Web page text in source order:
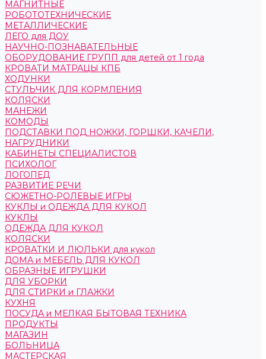
МАГНИТНЫЕ
РОБОТОТЕХНИЧЕСКИЕ
МЕТАЛЛИЧЕСКИЕ
ЛЕГО для ДОУ
НАУЧНО-ПОЗНАВАТЕЛЬНЫЕ
ОБОРУДОВАНИЕ ГРУПП для детей от 1 года
КРОВАТИ МАТРАЦЫ КПБ
ХОДУНКИ
СТУЛЬЧИК ДЛЯ КОРМЛЕНИЯ
КОЛЯСКИ
МАНЕЖИ
КОМОДЫ
ПОДСТАВКИ ПОД НОЖКИ, ГОРШКИ, КАЧЕЛИ,
НАГРУДНИКИ
КАБИНЕТЫ СПЕЦИАЛИСТОВ
ПСИХОЛОГ
ЛОГОПЕД
РАЗВИТИЕ РЕЧИ
СЮЖЕТНО-РОЛЕВЫЕ ИГРЫ
КУКЛЫ и ОДЕЖДА ДЛЯ КУКОЛ
КУКЛЫ
ОДЕЖДА ДЛЯ КУКОЛ
КОЛЯСКИ
КРОВАТКИ И ЛЮЛЬКИ для кукол
ДОМА и МЕБЕЛЬ ДЛЯ КУКОЛ
ОБРАЗНЫЕ ИГРУШКИ
ДЛЯ УБОРКИ
ДЛЯ СТИРКИ и ГЛАЖКИ
КУХНЯ
ПОСУДА и МЕЛКАЯ БЫТОВАЯ ТЕХНИКА
ПРОДУКТЫ
МАГАЗИН
БОЛЬНИЦА
МАСТЕРСКАЯ